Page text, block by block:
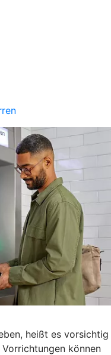
heißt es vorsichtig
können